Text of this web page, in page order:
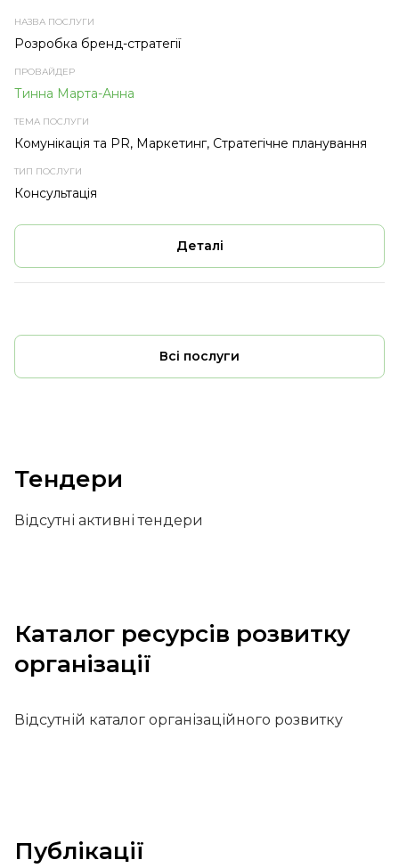
Розробка бренд-стратегії
Тинна Марта-Анна
Комунікація та PR, Маркетинг, Стратегічне планування
Консультація
Деталі
Всі послуги
Тендери
Відсутні активні тендери
Каталог ресурсів розвитку
організації
Відсутній каталог організаційного розвитку
Публікації